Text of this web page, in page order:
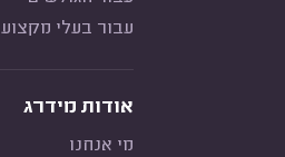
עבור בעלי מקצוע
אודות מידרג
מי אנחנו